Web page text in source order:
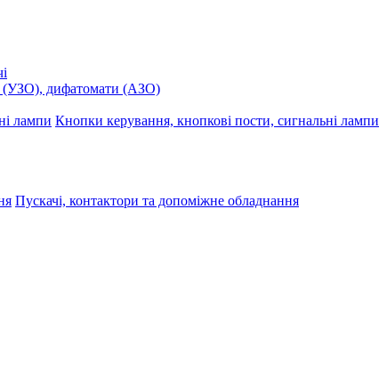
(УЗО), дифатомати (АЗО)
Кнопки керування, кнопкові пости, сигнальні лампи
Пускачі, контактори та допоміжне обладнання